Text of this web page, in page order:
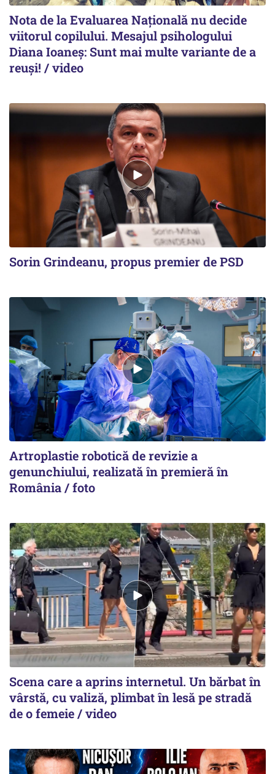
Nota de la Evaluarea Națională nu decide
viitorul copilului. Mesajul psihologului
Diana Ioaneș: Sunt mai multe variante de a
reuși! / video
Sorin Grindeanu, propus premier de PSD
Artroplastie robotică de revizie a
genunchiului, realizată în premieră în
România / foto
Scena care a aprins internetul. Un bărbat în
vârstă, cu valiză, plimbat în lesă pe stradă
de o femeie / video